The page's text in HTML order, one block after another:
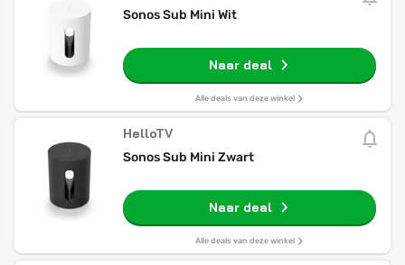
Sonos Sub Mini Wit
Naar deal
Alle deals van deze winkel
HelloTV
Sonos Sub Mini Zwart
Naar deal
Alle deals van deze winkel